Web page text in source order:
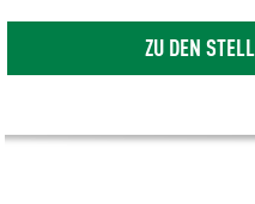
ZU DEN